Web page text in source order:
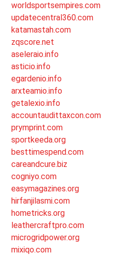
worldsportsempires.com
updatecentral360.com
katamastah.com
zqscore.net
aseleraio.info
asticio.info
egardenio.info
arxteamio.info
getalexio.info
accountaudittaxcon.com
prymprint.com
sportkeeda.org
besttimespend.com
careandcure.biz
cogniyo.com
easymagazines.org
hirfanjilasmi.com
hometricks.org
leathercraftpro.com
microgridpower.org
mixiqo.com